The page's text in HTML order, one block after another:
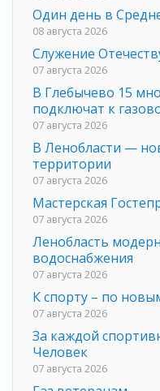
Один день в
08 августа 2026
Служение
07 августа 2026
В Глебычево 15
подключат к
07 августа 2026
В Ленобласти —
территории
07 августа 2026
Мастерская
07 августа 2026
Ленобласть
водоснабжения
07 августа 2026
К спорту – по
07 августа 2026
За каждой
Человек
07 августа 2026